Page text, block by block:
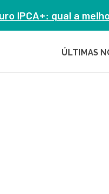
IPCA+: qual a
ÚLTIMAS